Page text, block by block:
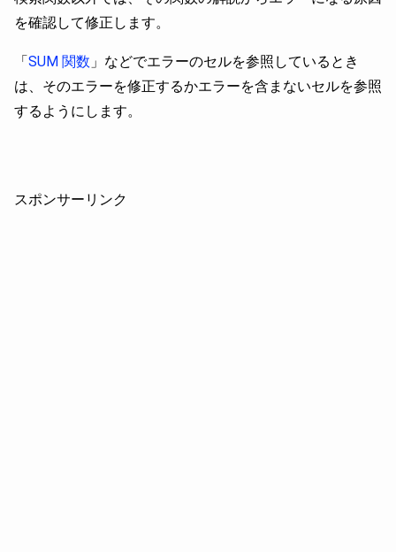
を確認して修正します。
「 SUM 関数 」などでエラーのセルを参照しているとき
は、そのエラーを修正するかエラーを含まないセルを参照
するようにします。
スポンサーリンク